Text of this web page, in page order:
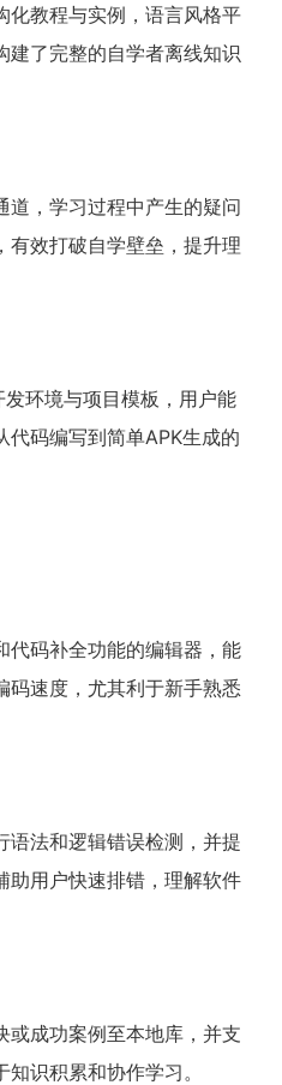
化教程与实例，语言风格平
建了完整的自学者离线知识
道，学习过程中产生的疑问
有效打破自学壁垒，提升理
环境与项目模板，用户能
代码编写到简单APK生成的
代码补全功能的编辑器，能
码速度，尤其利于新手熟悉
语法和逻辑错误检测，并提
助用户快速排错，理解软件
或成功案例至本地库，并支
识积累和协作学习。